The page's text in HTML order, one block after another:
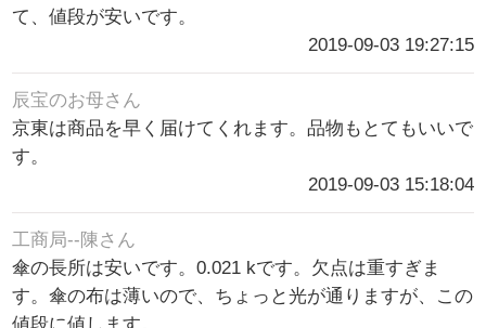
て、値段が安いです。
2019-09-03 19:27:15
辰宝のお母さん
京東は商品を早く届けてくれます。品物もとてもいいで
す。
2019-09-03 15:18:04
工商局--陳さん
傘の長所は安いです。0.021 kです。欠点は重すぎま
す。傘の布は薄いので、ちょっと光が通りますが、この
値段に値します。